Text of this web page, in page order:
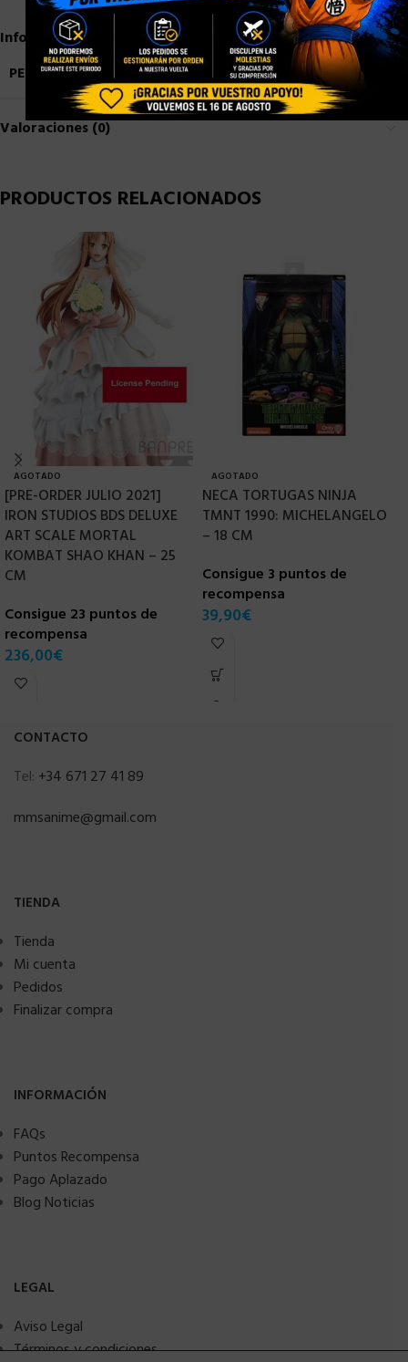
Información adicional
PESO
1,5 kg
Valoraciones (0)
PRODUCTOS RELACIONADOS
AGOTADO
[PRE-ORDER JULIO 2021]
IRON STUDIOS BDS DELUXE
ART SCALE MORTAL
KOMBAT SHAO KHAN – 25
CM
Consigue 23 puntos de
recompensa
236,00€
AGOTADO
NECA TORTUGAS NINJA
TMNT 1990: MICHELANGELO
– 18 CM
Consigue 3 puntos de
recompensa
39,90€
CONTACTO
Tel: +34 671 27 41 89
mmsanime@gmail.com
TIENDA
Tienda
Mi cuenta
Pedidos
Finalizar compra
INFORMACIÓN
FAQs
Puntos Recompensa
Pago Aplazado
Blog Noticias
LEGAL
Aviso Legal
Términos y condiciones